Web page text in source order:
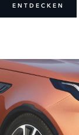
ENTDECKEN